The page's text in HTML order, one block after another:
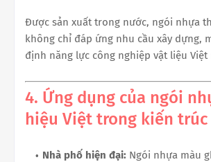
Được sản xuất trong nước, ngói nhựa
không chỉ đáp ứng nhu cầu xây dựng,
định năng lực công nghiệp vật liệu Việt
4. Ứng dụng của ngói
hiệu Việt trong kiến trúc
Nhà phố hiện đại: Ngói nhựa màu